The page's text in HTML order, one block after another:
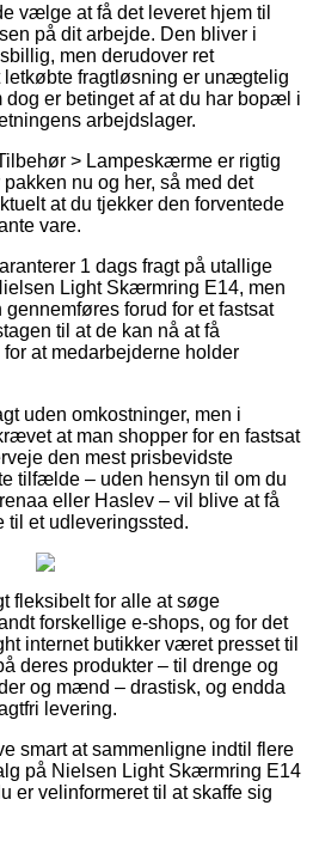
vælge at få det leveret hjem til
på dit arbejde. Den bliver i
men derudover ret
letkøbte fragtløsning er unægtelig
dog er betinget af at du har bopæl i
arbejdslager.
> Lampeskærme er rigtig
nu og her, så med det
at du tjekker den forventede
vare.
1 dags fragt på utallige
Light Skærmring E14, men
forud for et fastsat
til at de kan nå at få
at medarbejderne holder
uden omkostninger, men i
at man shopper for en fastsat
den mest prisbevidste
tilfælde – uden hensyn til om du
eller Haslev – vil blive at få
til et udleveringssted.
fleksibelt for alle at søge
forskellige e-shops, og for det
internet butikker været presset til
deres produkter – til drenge og
og mænd – drastisk, og endda
levering.
smart at sammenligne indtil flere
på Nielsen Light Skærmring E14
er velinformeret til at skaffe sig